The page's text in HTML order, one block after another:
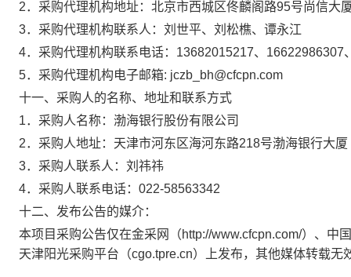
2．采购代理机构地址：北京市西城区佟麟阁路95号尚信大
3．采购代理机构联系人：刘世平、刘松樵、谭永江
4．采购代理机构联系电话：13682015217、16622986307
5．采购代理机构电子邮箱: jczb_bh@cfcpn.com
十一、采购人的名称、地址和联系方式
1．采购人名称：渤海银行股份有限公司
2．采购人地址：天津市河东区海河东路218号渤海银行大厦
3．采购人联系人：刘祎祎
4．采购人联系电话：022-58563342
十二、发布公告的媒介：
本项目采购公告仅在金采网（http://www.cfcpn.com/）、中
天津阳光采购平台（cgo.tpre.cn）上发布，其他媒体转载无